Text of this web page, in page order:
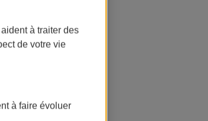
à traiter des
de votre vie
à faire évoluer